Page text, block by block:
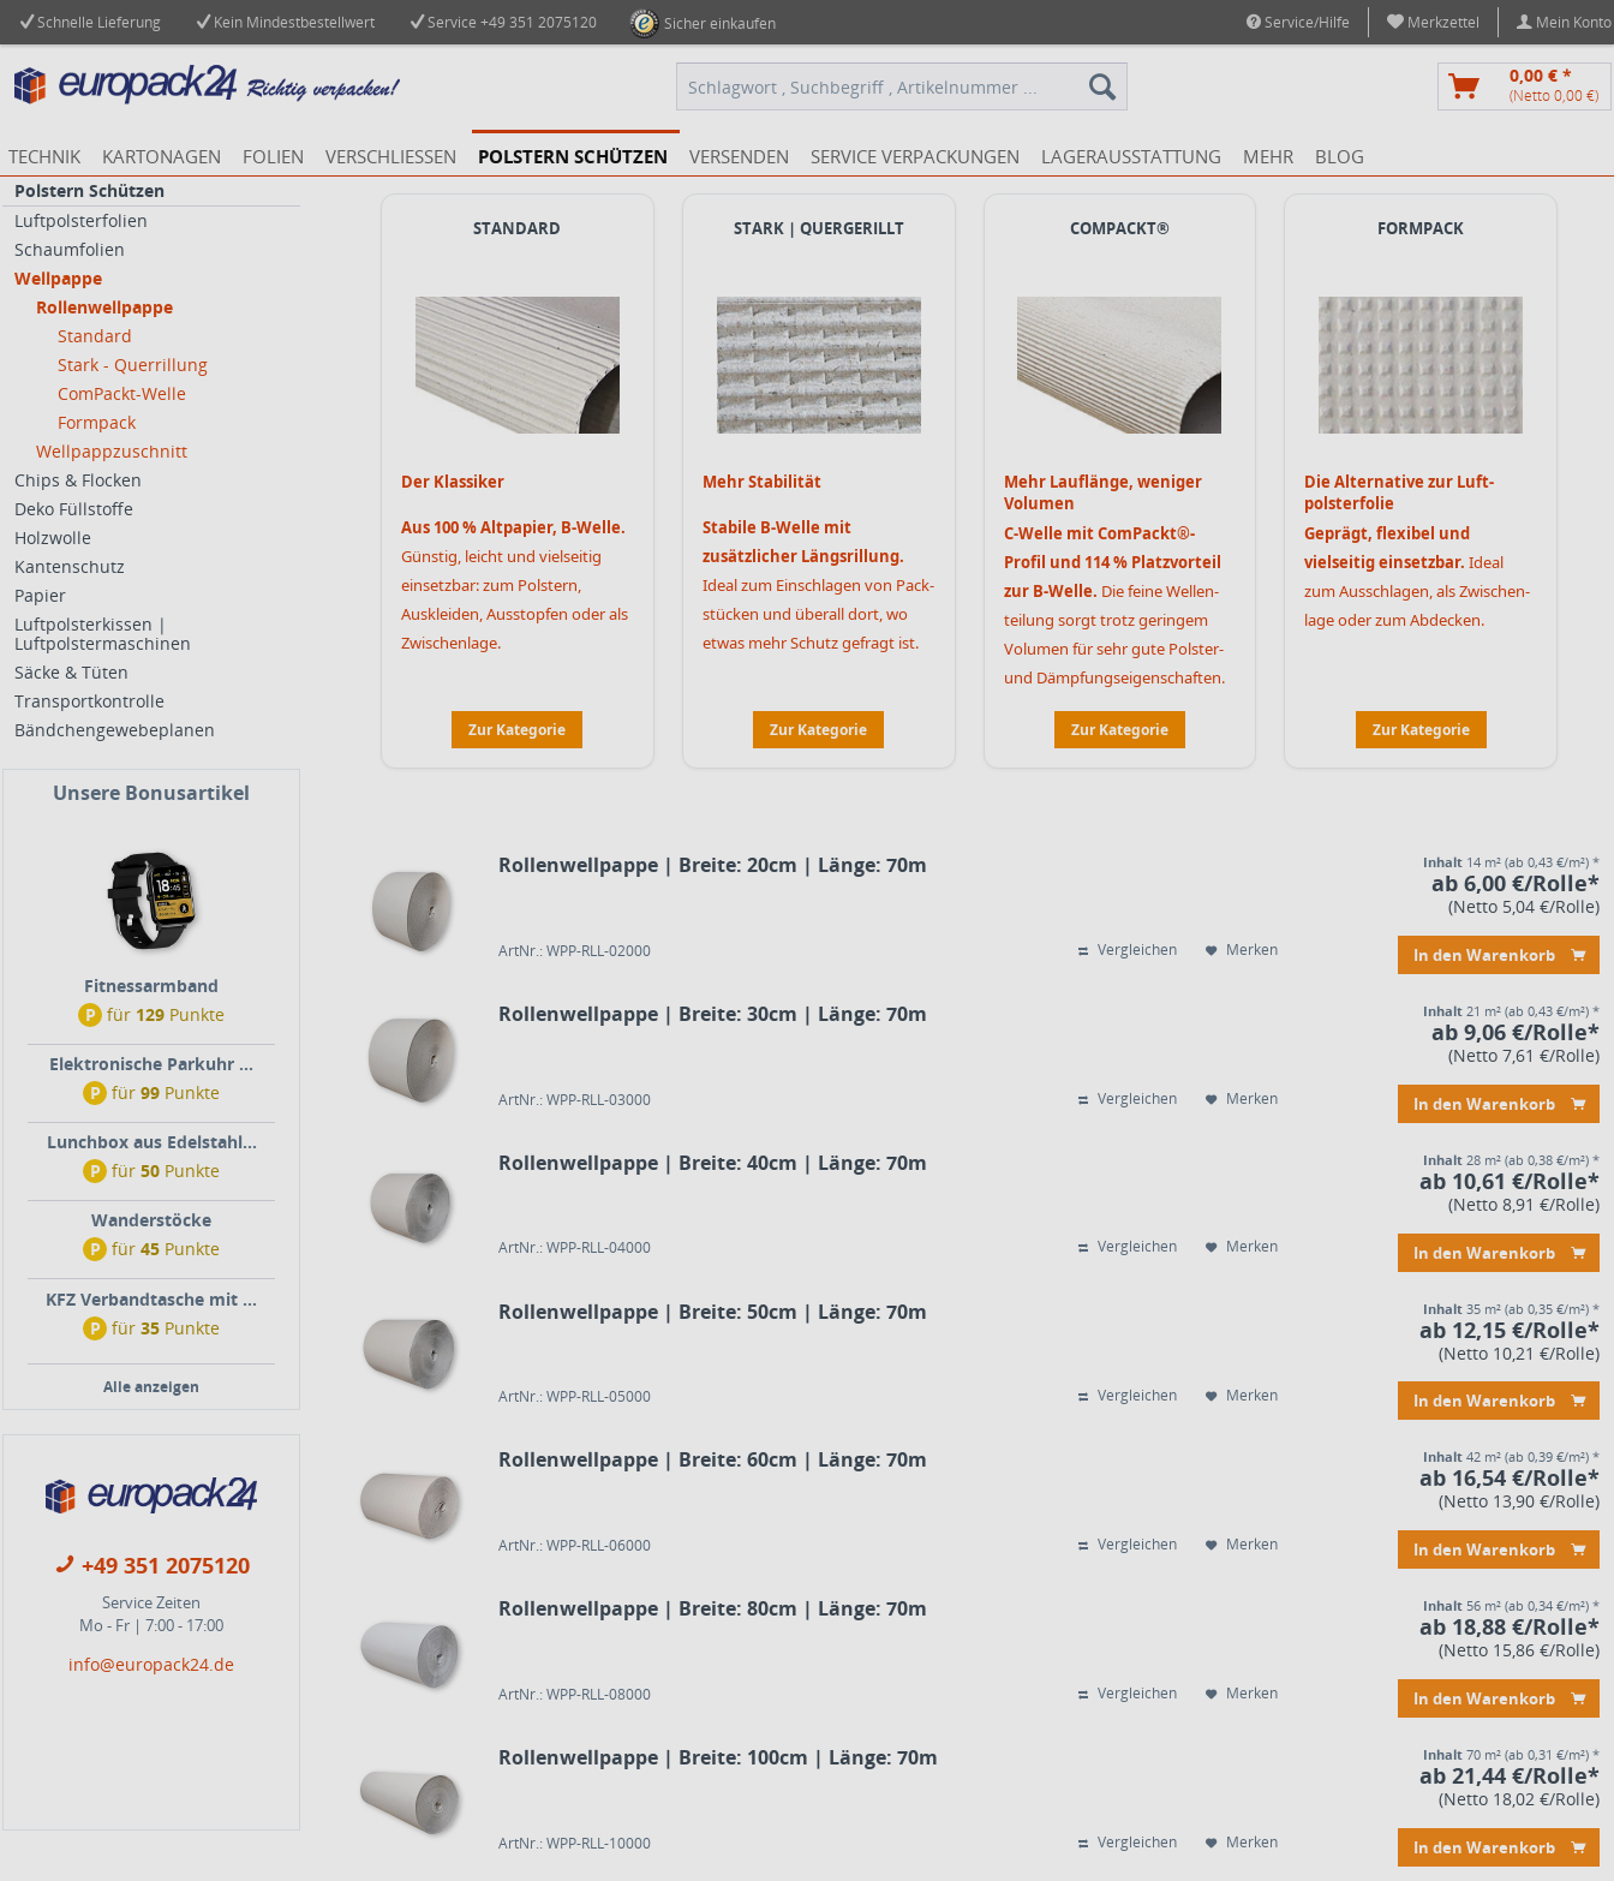
Schnelle Lieferung Kein Mindestbestellwert Service +49 351 2075120 Sicher einkaufen Service/Hilfe Merkzettel Mein Konto
0,00 € *
(Netto 0,00 €)
TECHNIK KARTONAGEN FOLIEN VERSCHLIESSEN POLSTERN SCHÜTZEN VERSENDEN SERVICE VERPACKUNGEN LAGERAUSSTATTUNG MEHR BLOG
Polstern Schützen
Luftpolsterfolien
Schaumfolien
Wellpappe
Rollenwellpappe
Standard
Stark - Querrillung
ComPackt-Welle
Formpack
Wellpappzuschnitt
Chips & Flocken
Deko Füllstoffe
Holzwolle
Kantenschutz
Papier
Luftpolsterkissen |
Luftpolstermaschinen
Säcke & Tüten
Transportkontrolle
Bändchengewebeplanen
Unsere Bonusartikel
Fitnessarmband
P für 129 Punkte
Elektronische Parkuhr ...
P für 99 Punkte
Lunchbox aus Edelstahl...
P für 50 Punkte
Wanderstöcke
P für 45 Punkte
KFZ Verbandtasche mit ...
P für 35 Punkte
Alle anzeigen
+49 351 2075120
Service Zeiten
Mo - Fr | 7:00 - 17:00
info@europack24.de
STANDARD
Der Klassiker
Aus 100 % Altpapier, B-Welle.
Günstig, leicht und vielseitig
einsetzbar: zum Polstern,
Auskleiden, Ausstopfen oder als
Zwischen­lage.
Zur Kategorie
STARK | QUER­GERILLT
Mehr Stabilität
Stabile B-Welle mit
zusätzlicher Längs­rillung.
Ideal zum Einschlagen von Pack­
stücken und überall dort, wo
etwas mehr Schutz gefragt ist.
Zur Kategorie
COMPACKT®
Mehr Lauflänge, weniger
Volumen
C-Welle mit ComPackt®-
Profil und 114 % Platz­vorteil
zur B-Welle. Die feine Wellen­
teilung sorgt trotz geringem
Volumen für sehr gute Polster-
und Dämpfungs­eigenschaften.
Zur Kategorie
FORMPACK
Die Alternative zur Luft­
polster­folie
Geprägt, flexibel und
vielseitig einsetzbar. Ideal
zum Ausschlagen, als Zwischen­
lage oder zum Abdecken.
Zur Kategorie
Rollenwellpappe | Breite: 20cm | Länge: 70m
ArtNr.: WPP-RLL-02000 Vergleichen Merken
Inhalt 14 m² (ab 0,43 €/m²) *
ab 6,00 €/Rolle*
(Netto 5,04 €/Rolle)
In den Warenkorb
Rollenwellpappe | Breite: 30cm | Länge: 70m
ArtNr.: WPP-RLL-03000 Vergleichen Merken
Inhalt 21 m² (ab 0,43 €/m²) *
ab 9,06 €/Rolle*
(Netto 7,61 €/Rolle)
In den Warenkorb
Rollenwellpappe | Breite: 40cm | Länge: 70m
ArtNr.: WPP-RLL-04000 Vergleichen Merken
Inhalt 28 m² (ab 0,38 €/m²) *
ab 10,61 €/Rolle*
(Netto 8,91 €/Rolle)
In den Warenkorb
Rollenwellpappe | Breite: 50cm | Länge: 70m
ArtNr.: WPP-RLL-05000 Vergleichen Merken
Inhalt 35 m² (ab 0,35 €/m²) *
ab 12,15 €/Rolle*
(Netto 10,21 €/Rolle)
In den Warenkorb
Rollenwellpappe | Breite: 60cm | Länge: 70m
ArtNr.: WPP-RLL-06000 Vergleichen Merken
Inhalt 42 m² (ab 0,39 €/m²) *
ab 16,54 €/Rolle*
(Netto 13,90 €/Rolle)
In den Warenkorb
Rollenwellpappe | Breite: 80cm | Länge: 70m
ArtNr.: WPP-RLL-08000 Vergleichen Merken
Inhalt 56 m² (ab 0,34 €/m²) *
ab 18,88 €/Rolle*
(Netto 15,86 €/Rolle)
In den Warenkorb
Rollenwellpappe | Breite: 100cm | Länge: 70m
ArtNr.: WPP-RLL-10000 Vergleichen Merken
Inhalt 70 m² (ab 0,31 €/m²) *
ab 21,44 €/Rolle*
(Netto 18,02 €/Rolle)
In den Warenkorb